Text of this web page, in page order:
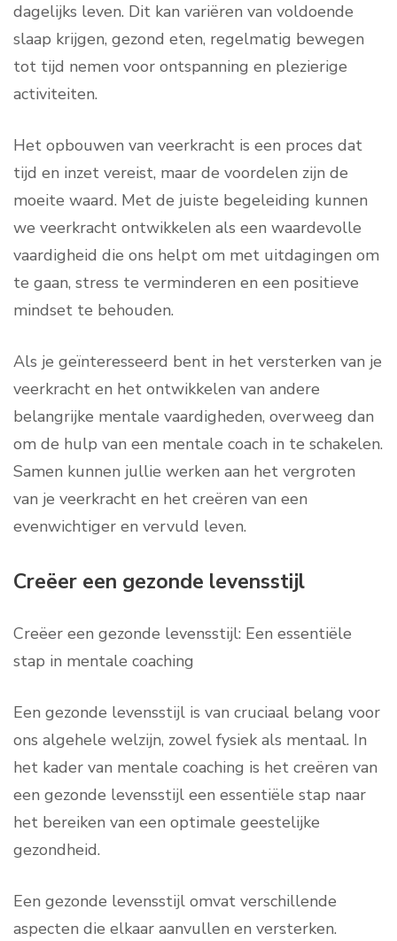
dagelijks leven. Dit kan variëren van voldoende
slaap krijgen, gezond eten, regelmatig bewegen
tot tijd nemen voor ontspanning en plezierige
activiteiten.
Het opbouwen van veerkracht is een proces dat
tijd en inzet vereist, maar de voordelen zijn de
moeite waard. Met de juiste begeleiding kunnen
we veerkracht ontwikkelen als een waardevolle
vaardigheid die ons helpt om met uitdagingen om
te gaan, stress te verminderen en een positieve
mindset te behouden.
Als je geïnteresseerd bent in het versterken van je
veerkracht en het ontwikkelen van andere
belangrijke mentale vaardigheden, overweeg dan
om de hulp van een mentale coach in te schakelen.
Samen kunnen jullie werken aan het vergroten
van je veerkracht en het creëren van een
evenwichtiger en vervuld leven.
Creëer een gezonde levensstijl
Creëer een gezonde levensstijl: Een essentiële
stap in mentale coaching
Een gezonde levensstijl is van cruciaal belang voor
ons algehele welzijn, zowel fysiek als mentaal. In
het kader van mentale coaching is het creëren van
een gezonde levensstijl een essentiële stap naar
het bereiken van een optimale geestelijke
gezondheid.
Een gezonde levensstijl omvat verschillende
aspecten die elkaar aanvullen en versterken.